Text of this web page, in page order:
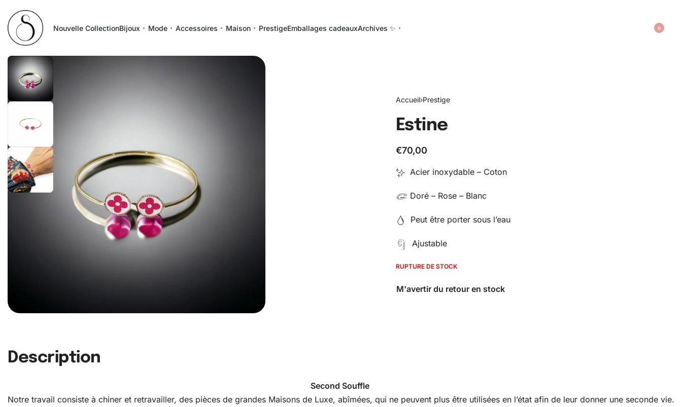
Nouvelle CollectionBijoux Mode Accessoires Maison PrestigeEmballages cadeauxArchives ✨ 0
Accueil›Prestige
Estine
€70,00
Acier inoxydable – Coton
Doré – Rose – Blanc
Peut être porter sous l’eau
Ajustable
RUPTURE DE STOCK
Description
Second Souffle
Notre travail consiste à chiner et retravailler, des pièces de grandes Maisons de Luxe, abîmées, qui ne peuvent plus être utilisées en l’état afin de leur donner une seconde vie.